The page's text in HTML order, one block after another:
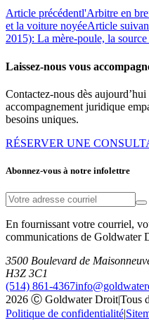
Article précédentl'Arbitre en
et la voiture noyéeArticle
2015): La mère-poule, la
Laissez-nous vous
Contactez-nous dès
accompagnement juridique
besoins uniques.
RÉSERVER UNE
Abonnez-vous à notre infolettre
En fournissant votre courriel,
communications de Goldwater
3500 Boulevard de
H3Z 3C1
(514) 861-4367
2026 Ⓒ Goldwater Droit|Tous
Politique de confidentialité|